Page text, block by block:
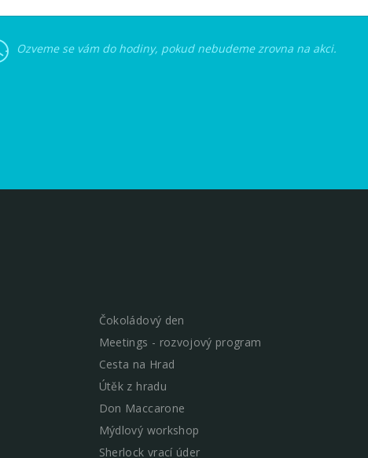
Ozveme se vám do hodiny, pokud nebudeme zrovna na akci.
Čokoládový den
Meetings - rozvojový program
Cesta na Hrad
Útěk z hradu
Don Maccarone
Mýdlový workshop
Sherlock vrací úder